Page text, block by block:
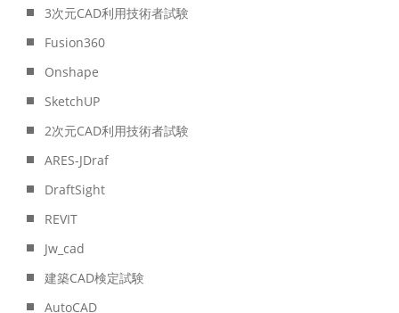
3次元CAD利用技術者試験
Fusion360
Onshape
SketchUP
2次元CAD利用技術者試験
ARES-JDraf
DraftSight
REVIT
Jw_cad
建築CAD検定試験
AutoCAD